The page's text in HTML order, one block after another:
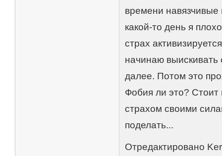
времени
какой-то день я
страх
начинаю
далее. Потом это
Фобия ли это? Стоит
страхом своими
поделать...
Отредактировано